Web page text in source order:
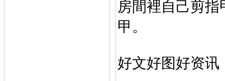
房間裡自己剪指
甲。
好文好图好资讯